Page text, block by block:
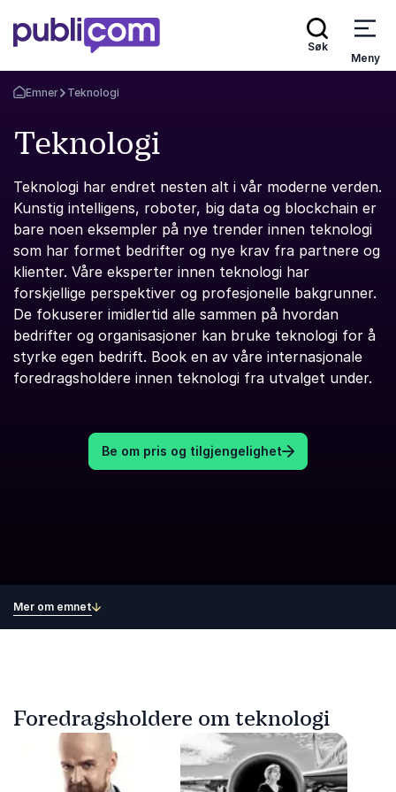
Søk
Meny
Gå tilbake til startsiden
Emner Teknologi
Teknologi
Teknologi har endret nesten alt i vår moderne verden.
Kunstig intelligens, roboter, big data og blockchain er
bare noen eksempler på nye trender innen teknologi
som har formet bedrifter og nye krav fra partnere og
klienter. Våre eksperter innen teknologi har
forskjellige perspektiver og profesjonelle bakgrunner.
De fokuserer imidlertid alle sammen på hvordan
bedrifter og organisasjoner kan bruke teknologi for å
styrke egen bedrift. Book en av våre internasjonale
foredragsholdere innen teknologi fra utvalget under.
Be om pris og tilgjengelighet
Mer om emnet
Foredragsholdere om teknologi